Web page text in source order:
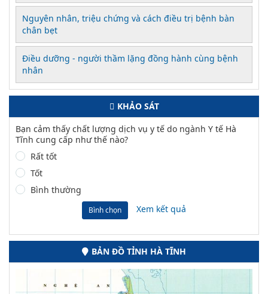
Nguyên nhân, triệu chứng và cách điều trị bệnh bàn
chân bẹt
Điều dưỡng - người thầm lặng đồng hành cùng bệnh
nhân
KHẢO SÁT
Bạn cảm thấy chất lượng dịch vụ y tế do ngành Y tế Hà
Tĩnh cung cấp như thế nào?
Rất tốt
Tốt
Bình thường
Bình chọn Xem kết quả
BẢN ĐỒ TỈNH HÀ TĨNH